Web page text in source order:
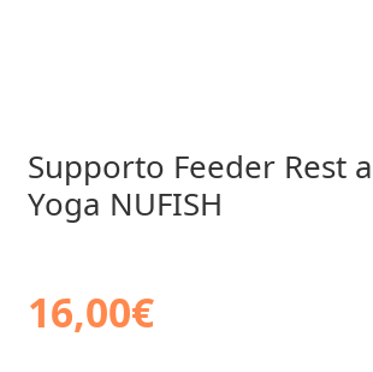
Supporto Feeder Rest
Yoga NUFISH
16,00€